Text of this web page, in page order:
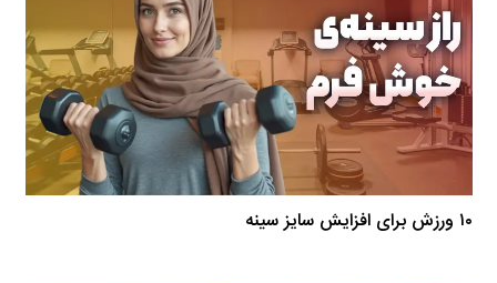
۱۰ ورزش برای افزایش سایز سینه